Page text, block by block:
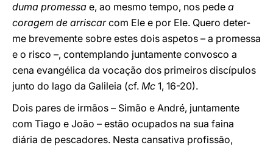
duma promessa e, ao mesmo tempo, nos pede a
coragem de arriscarcom Ele e por Ele. Quero deter-
me brevemente sobre estes dois aspetos – a promessa
e o risco –, contemplando juntamente convosco a
cena evangélica da vocação dos primeiros discípulos
junto do lago da Galileia (cf. Mc 1, 16-20).
Dois pares de irmãos – Simão e André, juntamente
com Tiago e João – estão ocupados na sua faina
diária de pescadores. Nesta cansativa profissão,